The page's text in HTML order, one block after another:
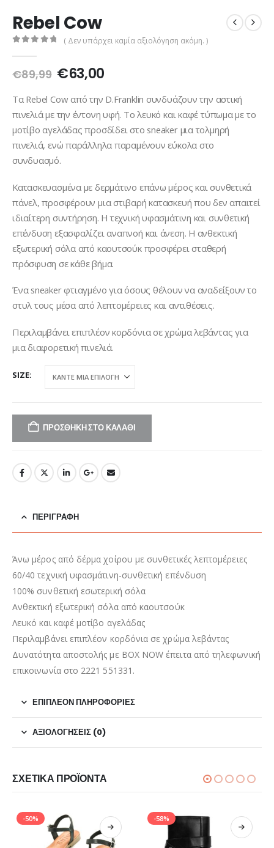
Rebel Cow
( Δεν υπάρχει καμία αξιολόγηση ακόμη. )
€89,99 Original
price
was:
€89,99.
€63,00Η
τιμή
είναι:
€63,00.
Τα Rebel Cow από την D.Franklin συνδυάζουν την αστική
πινελιά με την έντονη υφή. Το λευκό και καφέ τύπωμα με το
μοτίβο αγελάδας προσδίδει στο sneaker μια τολμηρή
πινελιά, ενώ παράλληλα παραμένουν εύκολα στο
συνδυασμό.
Κατασκευασμένα με δερμάτινο επάνω μέρος και συνθετικά
πάνελ, προσφέρουν μια στιβαρή κατασκευή που δεν απαιτεί
ιδιαίτερη συντήρηση. Η τεχνική υφασμάτινη και συνθετική
επένδυση εξασφαλίζει αναπνοή και άνεση. Η ανθεκτική
εξωτερική σόλα από καουτσούκ προσφέρει σταθερή
πρόσφυση σε κάθε βήμα.
Ένα sneaker φτιαγμένο για όσους θέλουν να αναδείξουν το
στυλ τους μέσα από λεπτομέρειες και αντιθέσεις.
Περιλαμβάνει επιπλέον κορδόνια σε χρώμα λεβάντας για
μια διαφορετική πινελιά.
SIZE
ΠΡΟΣΘΉΚΗ ΣΤΟ ΚΑΛΆΘΙ
ΠΕΡΙΓΡΑΦΉ
Άνω μέρος από δέρμα χοίρου με συνθετικές λεπτομέρειες
60/40 τεχνική υφασμάτινη-συνθετική επένδυση
100% συνθετική εσωτερική σόλα
Ανθεκτική εξωτερική σόλα από καουτσούκ
Λευκό και καφέ μοτίβο αγελάδας
Περιλαμβάνει επιπλέον κορδόνια σε χρώμα λεβάντας
Δυνατότητα αποστολής με BOX NOW έπειτα από τηλεφωνική
επικοινωνία στο 2221 551331.
ΕΠΙΠΛΈΟΝ ΠΛΗΡΟΦΟΡΊΕΣ
ΑΞΙΟΛΟΓΉΣΕΙΣ (0)
ΣΧΕΤΙΚΆ ΠΡΟΪΌΝΤΑ
-50% -58%